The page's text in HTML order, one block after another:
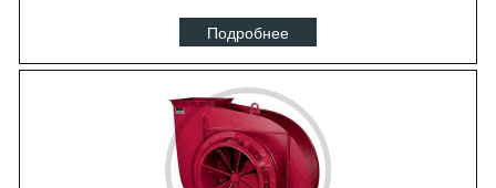
Подробнее